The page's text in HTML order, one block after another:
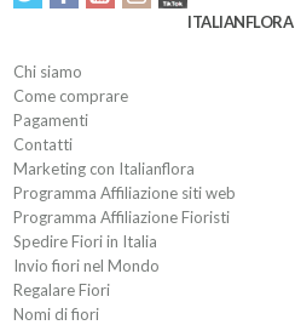
ITALIANFLORA
Chi siamo
Come comprare
Pagamenti
Contatti
Marketing con Italianflora
Programma Affiliazione siti web
Programma Affiliazione Fioristi
Spedire Fiori in Italia
Invio fiori nel Mondo
Regalare Fiori
Nomi di fiori